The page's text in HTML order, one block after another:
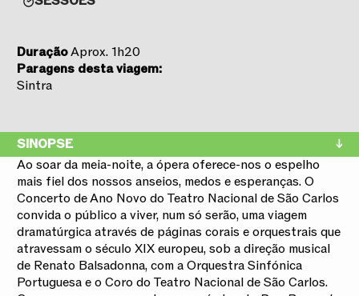
SINOPSE
Ao soar da meia-noite, a ópera oferece-nos o espelho
mais fiel dos nossos anseios, medos e esperanças. O
Concerto de Ano Novo do Teatro Nacional de São Carlos
convida o público a viver, num só serão, uma viagem
dramatúrgica através de páginas corais e orquestrais que
atravessam o século XIX europeu, sob a direção musical
de Renato Balsadonna, com a Orquestra Sinfónica
Portuguesa e o Coro do Teatro Nacional de São Carlos.
DuraçãoAprox. 1h20
Paragens desta viagem:
Sintra